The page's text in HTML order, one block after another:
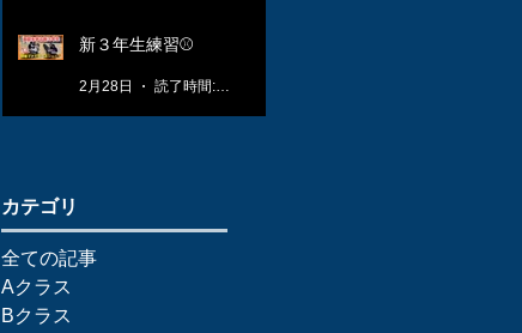
新３年生練習⚾️
2月28日
​カテゴリ
全ての記事
Aクラス
Bクラス